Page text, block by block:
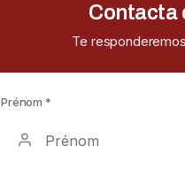
Contacta
Te
Prénom *